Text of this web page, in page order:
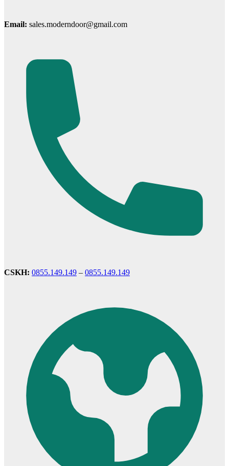
Cửa cho thú cưng
Cửa dành cho bé
Email: sales.moderndoor@gmail.com
CSKH: 0855.149.149 – 0855.149.149